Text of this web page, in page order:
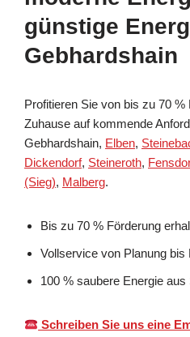
günstige
Gebhardshain
Profitieren Sie von bis zu 70
Zuhause auf kommende
Gebhardshain, Elben,
Dickendorf, Steineroth,
(Sieg), Malberg.
Bis zu 70 % Förderung
Vollservice von Planung bis
100 % saubere Energie aus
Schreiben Sie uns eine